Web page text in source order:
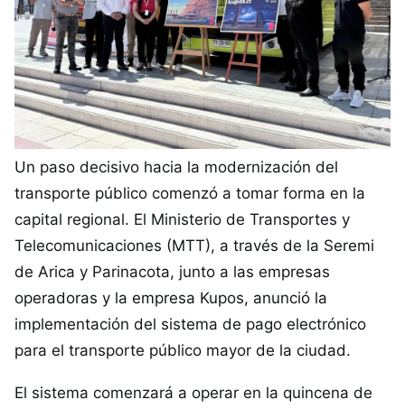
Un paso decisivo hacia la modernización del
transporte público comenzó a tomar forma en la
capital regional. El Ministerio de Transportes y
Telecomunicaciones (MTT), a través de la Seremi
de Arica y Parinacota, junto a las empresas
operadoras y la empresa Kupos, anunció la
implementación del sistema de pago electrónico
para el transporte público mayor de la ciudad.
El sistema comenzará a operar en la quincena de